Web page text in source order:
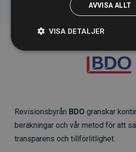
Revisionsbyrån BDO granskar
beräkningar och vår metod för att
transparens och tillförlitlighet.
AVVISA ALLT
VISA DETALJER